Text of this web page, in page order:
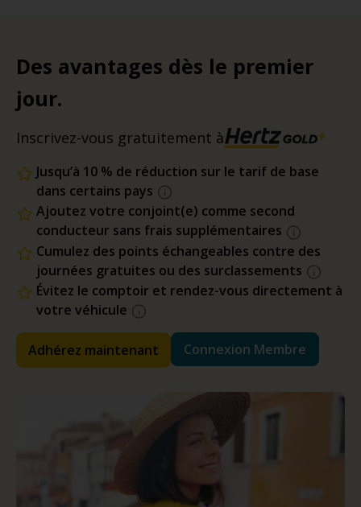
Des avantages dès le premier
jour.
Inscrivez-vous gratuitement à
Jusqu’à 10 % de réduction sur le tarif de base
dans certains pays
Ajoutez votre conjoint(e) comme second
conducteur sans frais supplémentaires
Cumulez des points échangeables contre des
journées gratuites ou des surclassements
Évitez le comptoir et rendez-vous directement à
votre véhicule
Adhérez maintenant Connexion Membre